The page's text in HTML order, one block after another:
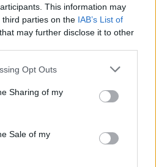
This information may
parties on the IAB’s List of
that may further disclose it to other
Opt Outs
Sharing of my
Sale of my
dei contributi previdenziali
trattamenti di cassa